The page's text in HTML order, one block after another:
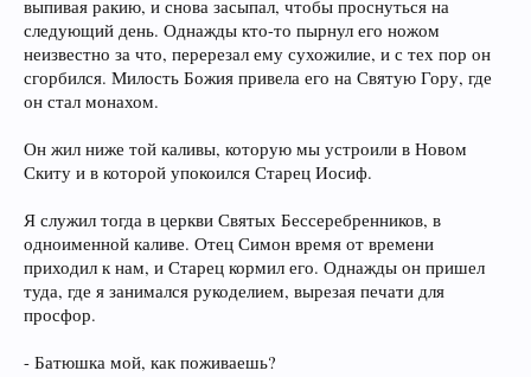
выпивая ракию, и снова засыпал, чтобы проснуться на
следующий день. Однажды кто-то пырнул его ножом
неизвестно за что, перерезал ему сухожилие, и с тех пор он
сгорбился. Милость Божия привела его на Святую Гору, где
он стал монахом.
Он жил ниже той каливы, которую мы устроили в Новом
Скиту и в которой упокоился Старец Иосиф.
Я служил тогда в церкви Святых Бессеребренников, в
одноименной каливе. Отец Симон время от времени
приходил к нам, и Старец кормил его. Однажды он пришел
туда, где я занимался рукоделием, вырезая печати для
просфор.
- Батюшка мой, как поживаешь?